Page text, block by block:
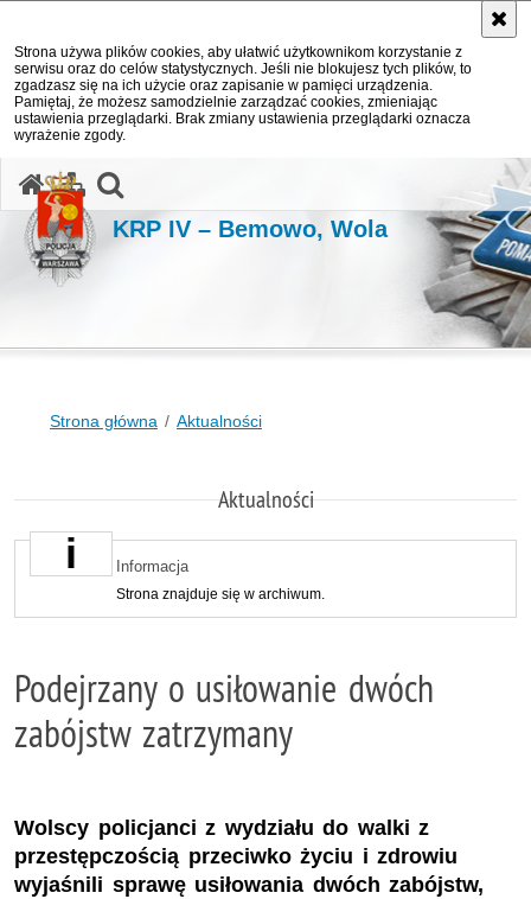
Strona używa plików cookies, aby ułatwić użytkownikom korzystanie z
serwisu oraz do celów statystycznych. Jeśli nie blokujesz tych plików, to
zgadzasz się na ich użycie oraz zapisanie w pamięci urządzenia.
Pamiętaj, że możesz samodzielnie zarządzać cookies, zmieniając
ustawienia przeglądarki. Brak zmiany ustawienia przeglądarki oznacza
wyrażenie zgody.
KRP IV – Bemowo, Wola
Strona główna Aktualności
Aktualności
Informacja
Strona znajduje się w archiwum.
Podejrzany o usiłowanie dwóch
zabójstw zatrzymany
Wolscy policjanci z wydziału do walki z
przestępczością przeciwko życiu i zdrowiu
wyjaśnili sprawę usiłowania dwóch zabójstw,